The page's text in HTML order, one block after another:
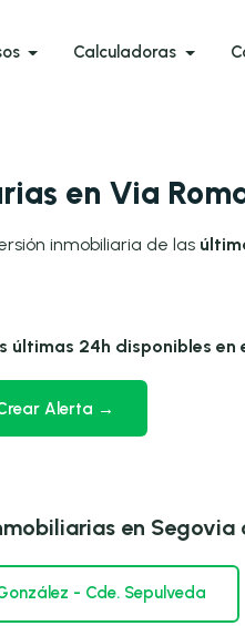
Calculadoras
en Via
inmobiliaria de las
últimas 24h disponibles en
Alerta →
en Segovia
- Cde. Sepulveda